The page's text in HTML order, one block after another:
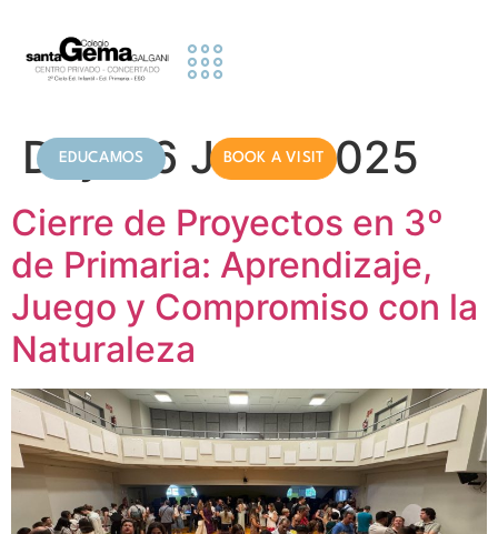
EDUCAMOS BOOK A VISIT
Day:16 June 2025
Cierre de Proyectos en 3º
de Primaria: Aprendizaje,
Juego y Compromiso con la
Naturaleza